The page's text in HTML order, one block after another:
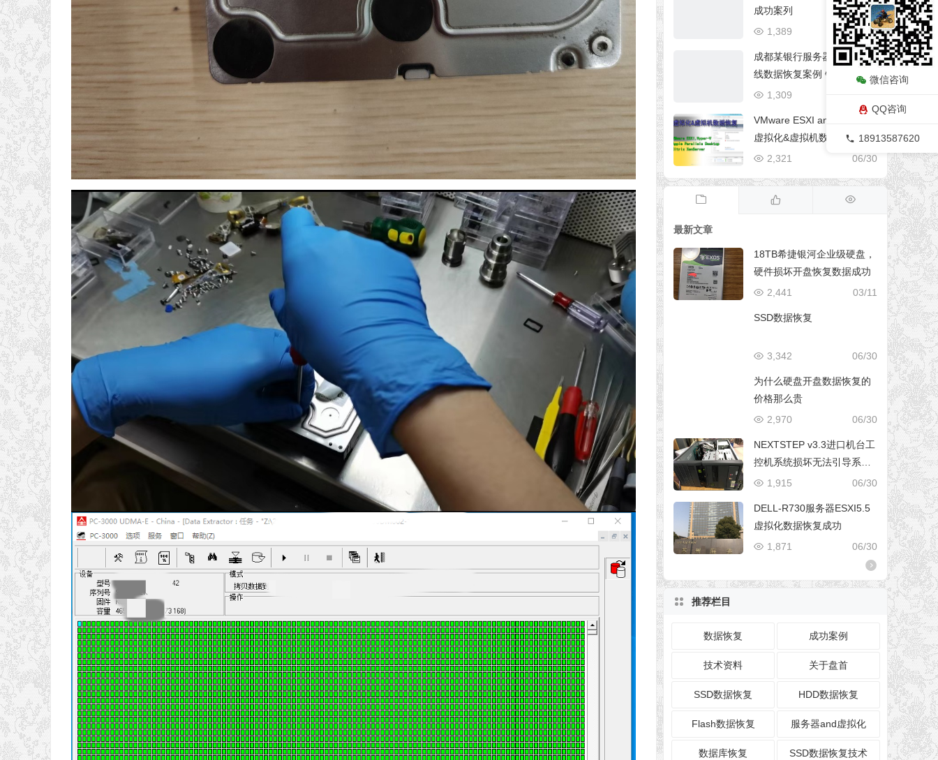
成功案列
04/05
1,389
成都某银行服务器4块硬盘掉
线数据恢复案例 银行服务器
数据恢复
1,309
VMware ESXI and Hyper-V
虚拟化&虚拟机数据恢复
06/30
2,321
最新文章
18TB希捷银河企业级硬盘，
硬件损坏开盘恢复数据成功
03/11
2,441
SSD数据恢复
06/30
3,342
为什么硬盘开盘数据恢复的
价格那么贵
06/30
2,970
NEXTSTEP v3.3进口机台工
控机系统损坏无法引导系统
修复成功
06/30
1,915
DELL-R730服务器ESXI5.5
虚拟化数据恢复成功
06/30
1,871
推荐栏目
数据恢复 成功案例
技术资料 关于盘首
SSD数据恢复 HDD数据恢复
Flash数据恢复 服务器and虚拟化
数据库恢复 SSD数据恢复技术
微信咨询
QQ咨询
18913587620